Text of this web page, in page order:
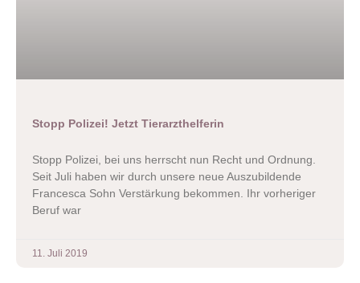
Stopp Polizei! Jetzt Tierarzthelferin
Stopp Polizei, bei uns herrscht nun Recht und Ordnung.
Seit Juli haben wir durch unsere neue Auszubildende
Francesca Sohn Verstärkung bekommen. Ihr vorheriger
Beruf war
11. Juli 2019